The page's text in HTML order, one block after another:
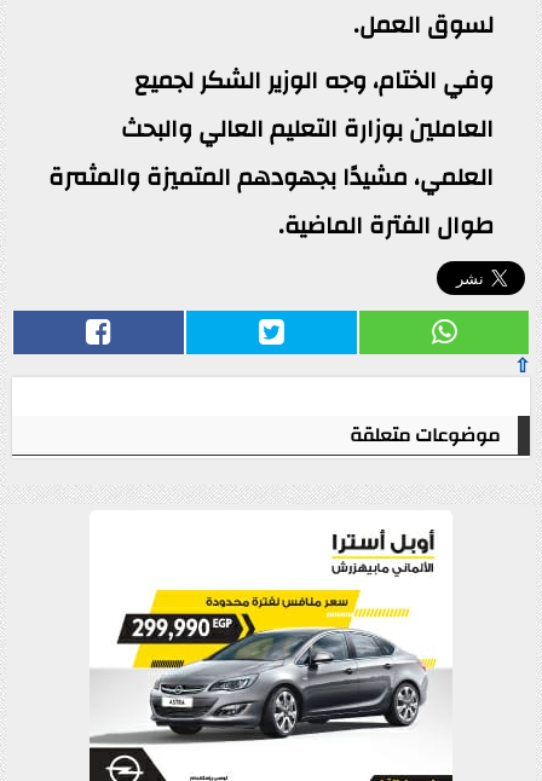
لسوق العمل.
وفي الختام، وجه الوزير الشكر لجميع
العاملين بوزارة التعليم العالي والبحث
العلمي، مشيدًا بجهودهم المتميزة والمثمرة
طوال الفترة الماضية.
⇧
موضوعات متعلقة